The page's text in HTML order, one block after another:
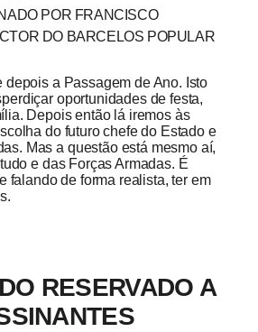
POR FRANCISCO
DO BARCELOS POPULAR
depois a Passagem de Ano. Isto
oportunidades de festa,
Depois então lá iremos às
do futuro chefe do Estado e
Mas a questão está mesmo aí,
e das Forças Armadas. É
falando de forma realista, ter em
RESERVADO A